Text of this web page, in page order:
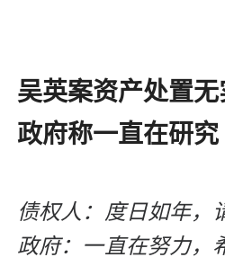
吴英案资产处置
政府称一直在研究
债权人：度日如年，
政府：一直在努力，